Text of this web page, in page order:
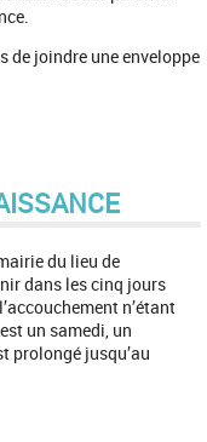
de joindre une enveloppe
du lieu de
dans les cinq jours
n’étant
un samedi, un
prolongé jusqu’au